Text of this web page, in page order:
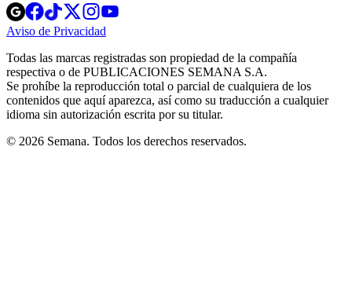
Opens
in
new
Opens
in
new
Opens
in
new
window
Opens
new
windowwindow
Aviso de Privacidad
new
window
Todas las marcas registradas son propiedad de la compañía
respectiva o de PUBLICACIONES SEMANA S.A.
Se prohíbe la reproducción total o parcial de cualquiera de los
contenidos que aquí aparezca, así como su traducción a cualquier
idioma sin autorización escrita por su titular.
© 2026 Semana. Todos los derechos reservados.